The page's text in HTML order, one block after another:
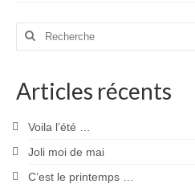
Rechercher
Articles récents
Voila l’été …
Joli moi de mai
C’est le printemps …